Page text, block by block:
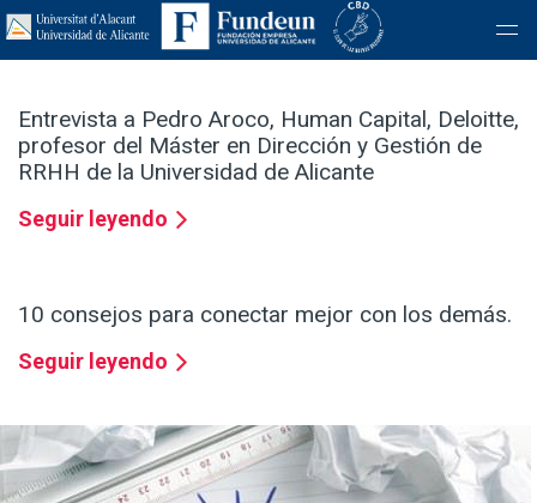
Entrevista a Pedro Aroco, Human Capital, Deloitte,
profesor del Máster en Dirección y Gestión de
RRHH de la Universidad de Alicante
Seguir leyendo